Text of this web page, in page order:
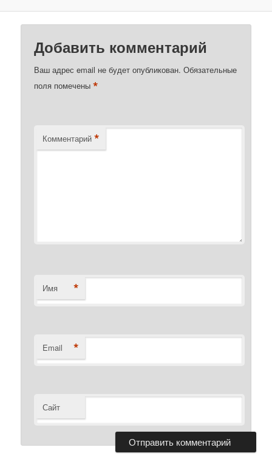
Добавить комментарий
Ваш адрес email не будет опубликован. Обязательные
поля помечены*
Комментарий *
Имя *
Email *
Сайт